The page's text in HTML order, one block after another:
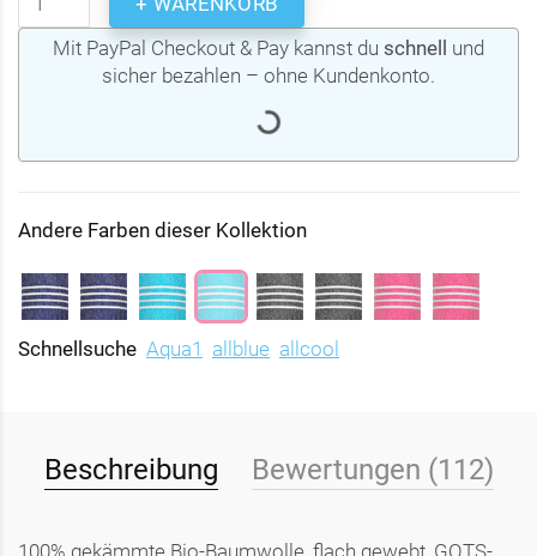
Mit PayPal Checkout & Pay kannst du schnell und
sicher bezahlen – ohne Kundenkonto.
Andere Farben dieser Kollektion
Schnellsuche Aqua1 allblue allcool
Beschreibung Bewertungen (112)
100% gekämmte Bio-Baumwolle, flach gewebt, GOTS-